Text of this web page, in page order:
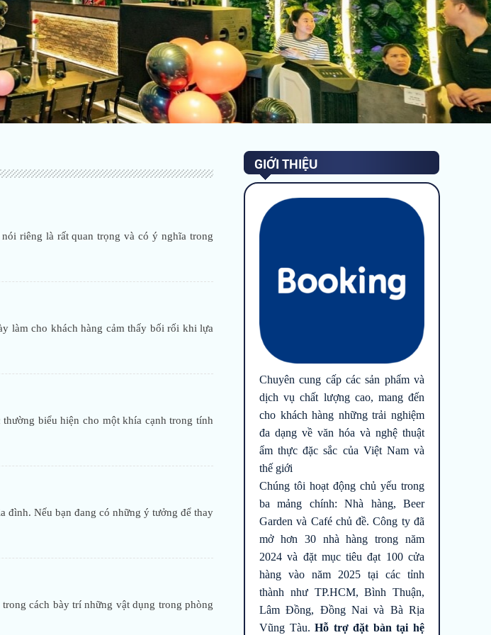
riêng là rất quan trọng và có ý nghĩa trong
làm cho khách hàng cảm thấy bối rối khi lựa
biểu hiện cho một khía cạnh trong tính
đình. Nếu bạn đang có những ý tưởng để thay
cách bày trí những vật dụng trong phòng
GIỚI THIỆU
Chuyên cung cấp các sản phẩm và
dịch vụ chất lượng cao, mang đến
cho khách hàng những trải nghiệm
đa dạng về văn hóa và nghệ thuật
ẩm thực đặc sắc của Việt Nam và
thế giới
Chúng tôi hoạt động chủ yếu trong
ba mảng chính: Nhà hàng, Beer
Garden và Café chủ đề. Công ty đã
mở hơn 30 nhà hàng trong năm
2024 và đặt mục tiêu đạt 100 cửa
hàng vào năm 2025 tại các tỉnh
thành như TP.HCM, Bình Thuận,
Lâm Đồng, Đồng Nai và Bà Rịa
Vũng Tàu.Hỗ trợ đặt bàn tại hệ